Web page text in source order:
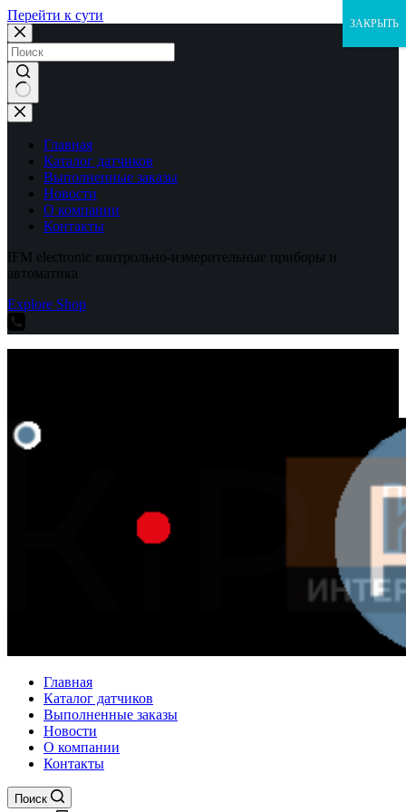
Перейти к сути
Ничего
не
найденоГлавная
Каталог датчиков
Выполненные заказы
Новости
О компании
Контакты
IFM electronic контрольно-измерительные приборы и
автоматика
Explore Shop
Главная
Каталог датчиков
Выполненные заказы
Новости
О компании
Контакты
Поиск
ЗАКРЫТЬ